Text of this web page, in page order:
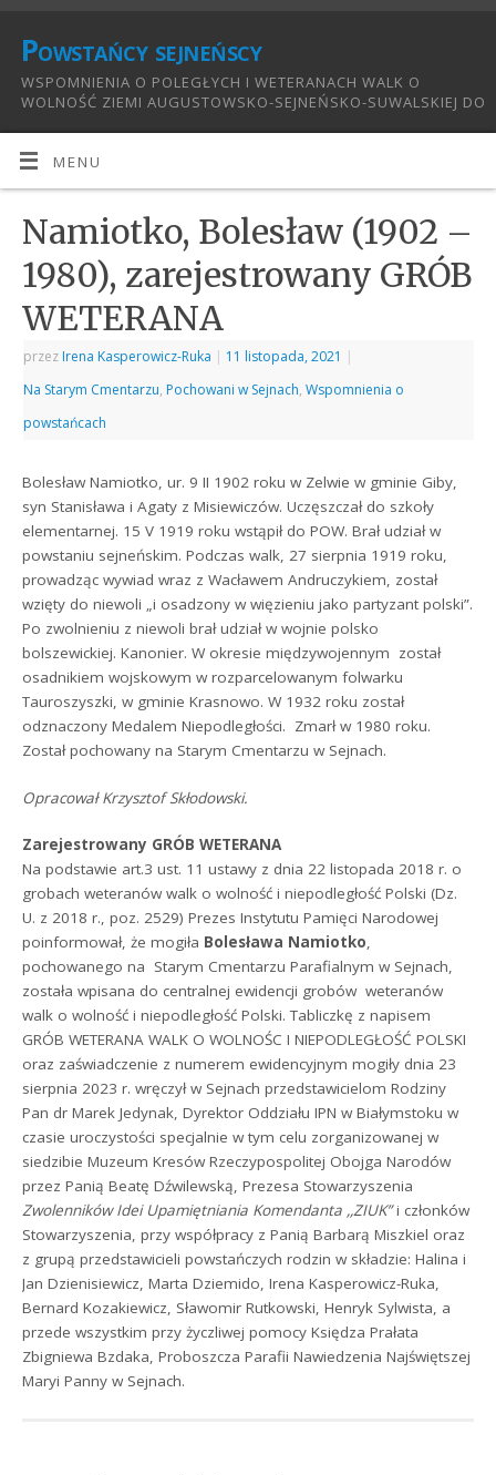
Powstańcy sejneńscy
WSPOMNIENIA O POLEGŁYCH I WETERANACH WALK O
WOLNOŚĆ ZIEMI AUGUSTOWSKO-SEJNEŃSKO-SUWALSKIEJ DO
MENU
Namiotko, Bolesław (1902 –
1980), zarejestrowany GRÓB
WETERANA
przez Irena Kasperowicz-Ruka | 11 listopada, 2021 |
Na Starym Cmentarzu, Pochowani w Sejnach,Wspomnienia o
powstańcach
Bolesław Namiotko, ur. 9 II 1902 roku w Zelwie w gminie Giby,
syn Stanisława i Agaty z Misiewiczów. Uczęszczał do szkoły
elementarnej. 15 V 1919 roku wstąpił do POW. Brał udział w
powstaniu sejneńskim. Podczas walk, 27 sierpnia 1919 roku,
prowadząc wywiad wraz z Wacławem Andruczykiem, został
wzięty do niewoli „i osadzony w więzieniu jako partyzant polski”.
Po zwolnieniu z niewoli brał udział w wojnie polsko
bolszewickiej. Kanonier. W okresie międzywojennym został
osadnikiem wojskowym w rozparcelowanym folwarku
Tauroszyszki, w gminie Krasnowo. W 1932 roku został
odznaczony Medalem Niepodległości. Zmarł w 1980 roku.
Został pochowany na Starym Cmentarzu w Sejnach.
Opracował Krzysztof Skłodowski.
Zarejestrowany GRÓB WETERANA
Na podstawie art.3 ust. 11 ustawy z dnia 22 listopada 2018 r. o
grobach weteranów walk o wolność i niepodległość Polski (Dz.
U. z 2018 r., poz. 2529) Prezes Instytutu Pamięci Narodowej
poinformował, że mogiła Bolesława Namiotko,
pochowanego na Starym Cmentarzu Parafialnym w Sejnach,
została wpisana do centralnej ewidencji grobów weteranów
walk o wolność i niepodległość Polski. Tabliczkę z napisem
GRÓB WETERANA WALK O WOLNOŚC I NIEPODLEGŁOŚĆ POLSKI
oraz zaświadczenie z numerem ewidencyjnym mogiły dnia 23
sierpnia 2023 r. wręczył w Sejnach przedstawicielom Rodziny
Pan dr Marek Jedynak, Dyrektor Oddziału IPN w Białymstoku w
czasie uroczystości specjalnie w tym celu zorganizowanej w
siedzibie Muzeum Kresów Rzeczypospolitej Obojga Narodów
przez Panią Beatę Dźwilewską, Prezesa Stowarzyszenia
Zwolenników Idei Upamiętniania Komendanta ,,ZIUK”i członków
Stowarzyszenia, przy współpracy z Panią Barbarą Miszkiel oraz
z grupą przedstawicieli powstańczych rodzin w składzie: Halina i
Jan Dzienisiewicz, Marta Dziemido, Irena Kasperowicz-Ruka,
Bernard Kozakiewicz, Sławomir Rutkowski, Henryk Sylwista, a
przede wszystkim przy życzliwej pomocy Księdza Prałata
Zbigniewa Bzdaka, Proboszcza Parafii Nawiedzenia Najświętszej
Maryi Panny w Sejnach.